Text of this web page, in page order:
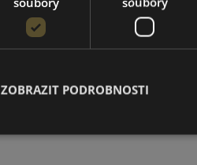
ZOBRAZIT PODROBNOSTI